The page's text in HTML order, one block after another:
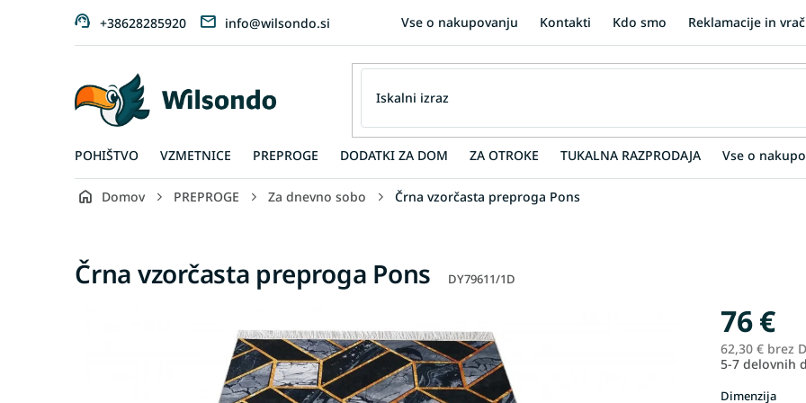
+38628285920 info@wilsondo.si Vse o nakupovanju Kontakti Kdo smo Reklamacije in
POHIŠTVO VZMETNICE PREPROGE DODATKI ZA DOM ZA OTROKE TUKALNA RAZPRODAJA Vse o
Domov PREPROGE Za dnevno sobo Črna vzorčasta preproga Pons
Črna vzorčasta preproga Pons DY79611/1D
76 €
62,30 € brez
5-7 delovnih
Dimenzija